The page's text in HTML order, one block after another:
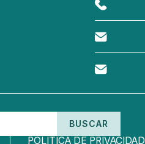
BUSCAR
POLÍTICA DE PRIVACIDAD